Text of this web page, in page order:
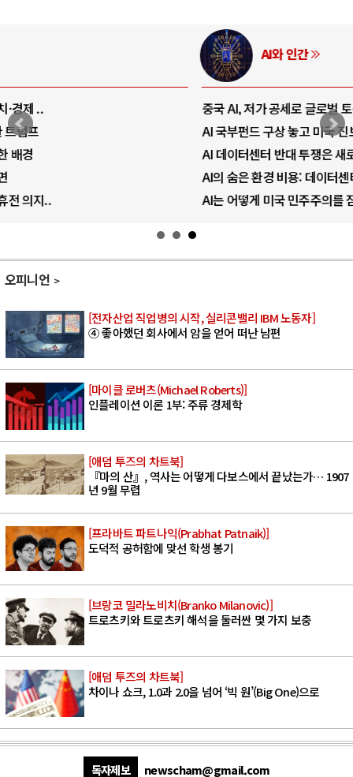
중국 AI, 저가 공세로 글로벌 토큰 시..
AI 국부펀드 구상 놓고 미국 진보진영 ..
AI 데이터센터 반대 투쟁은 새로운 글로..
AI의 숨은 환경 비용: 데이터센터 확산..
AI는 어떻게 미국 민주주의를 잠식하고 ..
오피니언
[전자산업 직업병의 시작, 실리콘밸리 IBM 노동자]
④ 좋아했던 회사에서 암을 얻어 떠난 남편
[마이클 로버츠(Michael Roberts)]
인플레이션 이론 1부: 주류 경제학
[애덤 투즈의 차트북]
『마의 산』, 역사는 어떻게 다보스에서 끝났는가… 1907
년 9월 무렵
[프라바트 파트나익(Prabhat Patnaik)]
도덕적 공허함에 맞선 학생 봉기
[브랑코 밀라노비치(Branko Milanovic)]
트로츠키와 트로츠키 해석을 둘러싼 몇 가지 보충
[애덤 투즈의 차트북]
차이나 쇼크, 1.0과 2.0을 넘어 ‘빅 원’(Big One)으로
독자제보 newscham@gmail.com